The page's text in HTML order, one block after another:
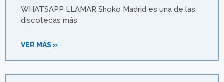
WHATSAPP LLAMAR Shoko Madrid es una de las
discotecas más
VER MÁS »